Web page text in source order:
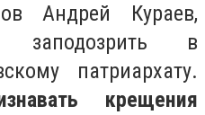
Андрей Кураев,
заподозрить в
патриархату.
крещения